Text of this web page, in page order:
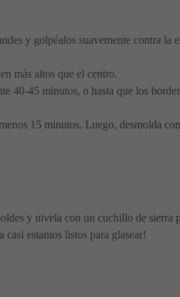
y golpéalos suavemente contra la
más altos que el centro.
40-45 minutos, o hasta que los
15 minutos. Luego, desmolda
y nivela con un cuchillo de sierra
estamos listos para glasear!